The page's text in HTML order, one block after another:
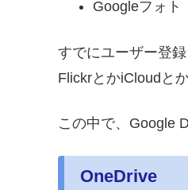
Googleフォト
すでにユーザー登
FlickrとかiCloudと
この中で、Google
OneDrive